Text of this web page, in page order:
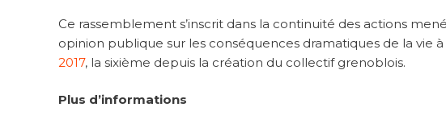
Ce rassemblement s’inscrit dans la continuité des actions
opinion publique sur les conséquences dramatiques de la vie à
2017, la sixième depuis la création du collectif grenoblois.
Plus d’informations